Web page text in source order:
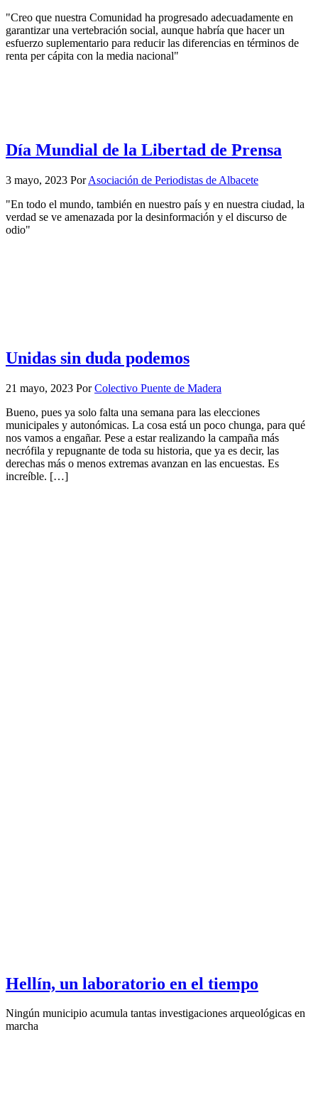
"Creo que nuestra Comunidad ha progresado adecuadamente en
garantizar una vertebración social, aunque habría que hacer un
esfuerzo suplementario para reducir las diferencias en términos de
renta per cápita con la media nacional"
Día Mundial de la Libertad de Prensa
3 mayo, 2023 PorAsociación de Periodistas de Albacete
"En todo el mundo, también en nuestro país y en nuestra ciudad, la
verdad se ve amenazada por la desinformación y el discurso de
odio"
Unidas sin duda podemos
21 mayo, 2023 PorColectivo Puente de Madera
Bueno, pues ya solo falta una semana para las elecciones
municipales y autonómicas. La cosa está un poco chunga, para qué
nos vamos a engañar. Pese a estar realizando la campaña más
necrófila y repugnante de toda su historia, que ya es decir, las
derechas más o menos extremas avanzan en las encuestas. Es
increíble. […]
Hellín, un laboratorio en el tiempo
Ningún municipio acumula tantas investigaciones arqueológicas en
marcha